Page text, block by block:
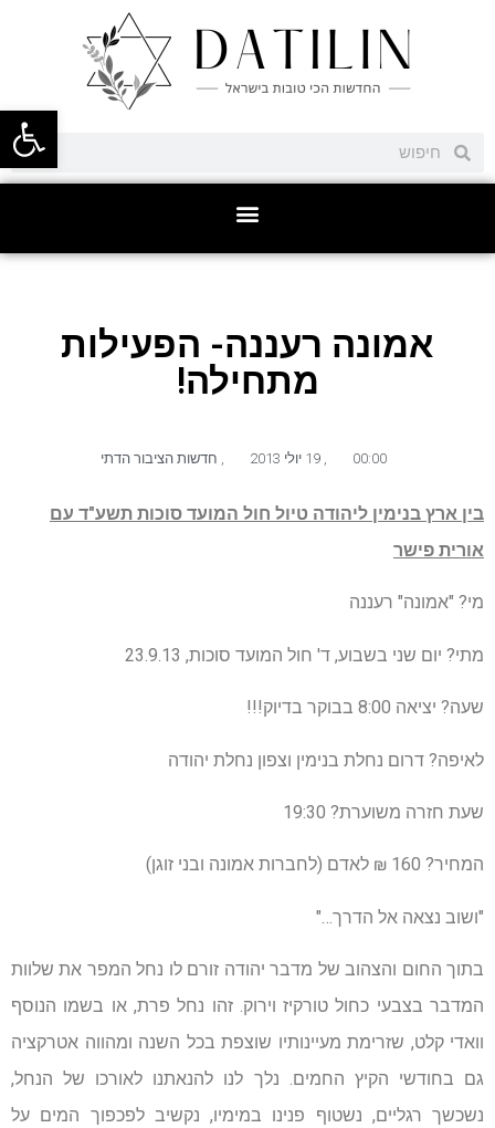
פתח
אמונה רעננה- הפעילות
מתחילה!
00:00
, 19 יולי 2013 , חדשות הציבור הדתי
בין ארץ בנימין ליהודה טיול חול המועד סוכות תשע"ד עם
אורית פישר
מי? "אמונה" רעננה
מתי? יום שני בשבוע, ד' חול המועד סוכות, 23.9.13
שעה? יציאה 8:00 בבוקר בדיוק!!!
לאיפה? דרום נחלת בנימין וצפון נחלת יהודה
שעת חזרה משוערת? 19:30
המחיר? 160 ₪ לאדם (לחברות אמונה ובני זוגן)
"ושוב נצאה אל הדרך…"
בתוך החום והצהוב של מדבר יהודה זורם לו נחל המפר את שלוות
המדבר בצבעי כחול טורקיז וירוק. זהו נחל פרת, או בשמו הנוסף
וואדי קלט, שזרימת מעיינותיו שוצפת בכל השנה ומהווה אטרקציה
גם בחודשי הקיץ החמים. נלך לנו להנאתנו לאורכו של הנחל,
נשכשך רגליים, נשטוף פנינו במימיו, נקשיב לפכפוך המים על